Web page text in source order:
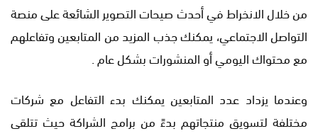
من خلال الانخراط في أحدث صيحات التصوير الشائعة على منصة
التواصل الاجتماعي، يمكنك جذب المزيد من المتابعين وتفاعلهم
مع محتواك اليومي أو المنشورات بشكل عام .
وعندما يزداد عدد المتابعين يمكنك بدء التفاعل مع شركات
مختلفة لتسويق منتجاتهم بدءً من برامج الشراكة حيث تتلقى